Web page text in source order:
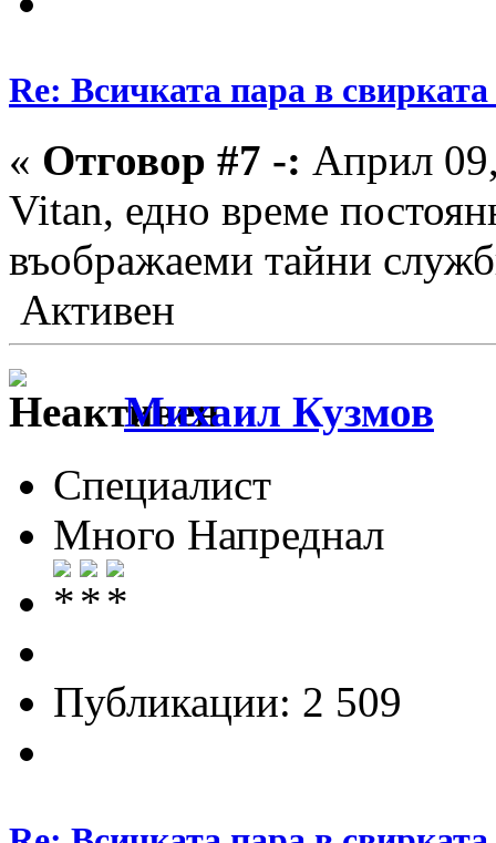
Re: Всичката пара в свирката
« Отговор #7 -: Април
Vitan, едно време
въображаеми тайни
Активен
Михаил Кузмов
Специалист
Много Напреднал
Публикации: 2 509